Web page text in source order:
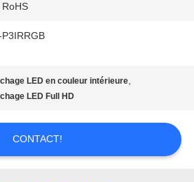
RoHS
P3IRRGB
LED en couleur intérieure,
LED Full HD
CONTACT!